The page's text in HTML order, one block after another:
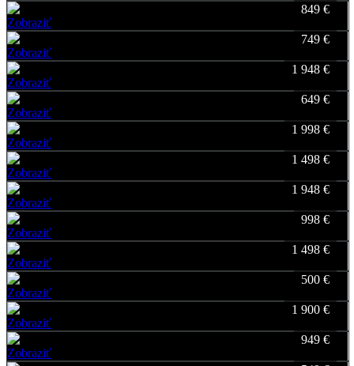
849 €
Zobraziť
749 €
Zobraziť
1 948 €
Zobraziť
649 €
Zobraziť
1 998 €
Zobraziť
1 498 €
Zobraziť
1 948 €
Zobraziť
998 €
Zobraziť
1 498 €
Zobraziť
500 €
Zobraziť
1 900 €
Zobraziť
949 €
Zobraziť